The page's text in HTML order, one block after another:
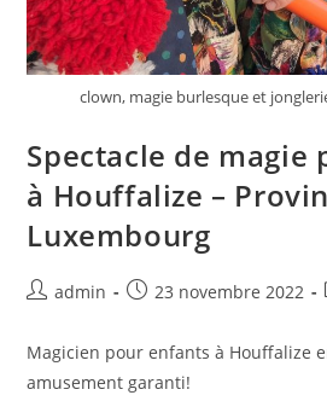
clown, magie burlesque et
Spectacle de magie
à Houffalize –
Luxembourg
admin 23 novembre 2022
Magicien pour enfants à Houffalize
amusement garanti!